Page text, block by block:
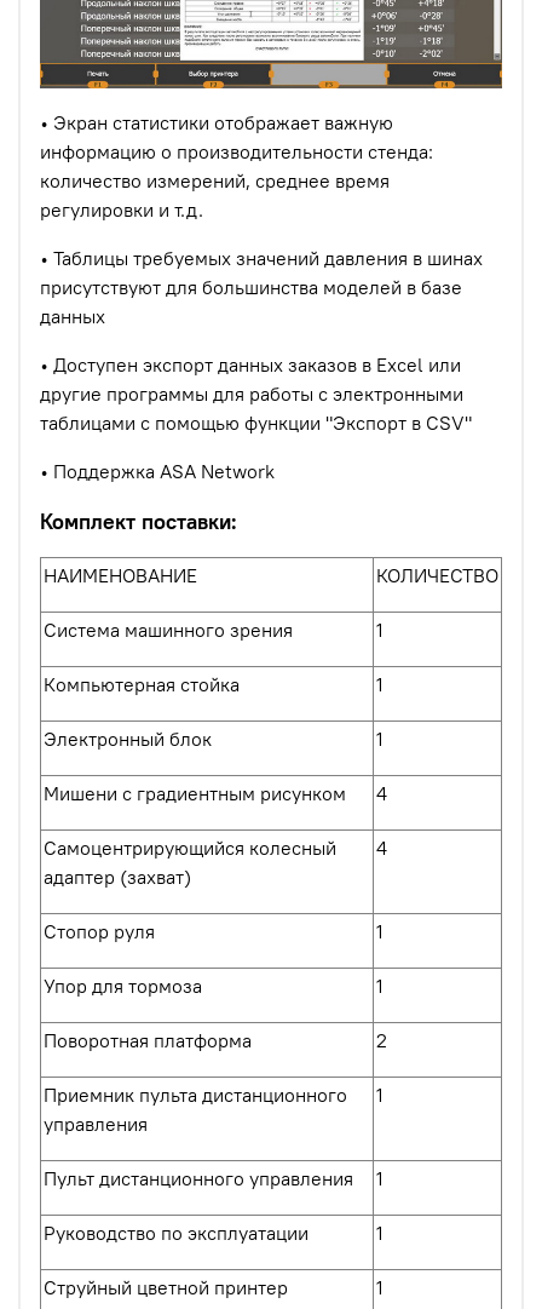
• Экран статистики отображает важную
информацию о производительности стенда:
количество измерений, среднее время
регулировки и т.д.
• Таблицы требуемых значений давления в шинах
присутствуют для большинства моделей в базе
данных
• Доступен экспорт данных заказов в Excel или
другие программы для работы с электронными
таблицами с помощью функции "Экспорт в CSV"
• Поддержка ASA Network
Комплект поставки:
НАИМЕНОВАНИЕ КОЛИЧЕСТВО
Система машинного зрения 1
Компьютерная стойка 1
Электронный блок 1
Мишени с градиентным рисунком 4
Самоцентрирующийся колесный
адаптер (захват)
4
Стопор руля 1
Упор для тормоза 1
Поворотная платформа 2
Приемник пульта дистанционного
управления
1
Пульт дистанционного управления 1
Руководство по эксплуатации 1
Струйный цветной принтер 1